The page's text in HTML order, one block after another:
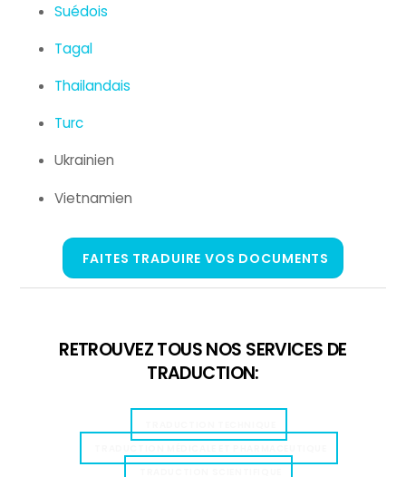
Suédois
Tagal
Thailandais
Turc
Ukrainien
Vietnamien
FAITES TRADUIRE VOS DOCUMENTS
RETROUVEZ TOUS NOS SERVICES DE
TRADUCTION: